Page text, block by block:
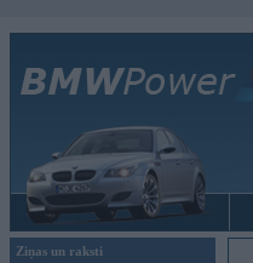
Ziņas un raksti